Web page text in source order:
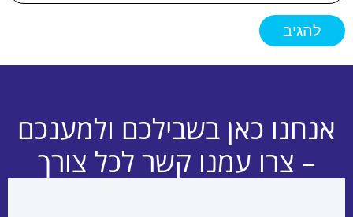
אנחנו כאן בשבילכם ולמענכם
– צרו עמנו קשר לכל צורך